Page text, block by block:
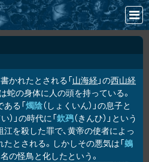
かれたとされる「山海経 」の西山経
蛇の身体に人の頭を持っている。
る「燭陰（しょくいん）」の息子と
）」の時代に「欽䲹（きんひ）」という
を殺した罪で、黄帝の使者によっ
たとされる。しかしその悪気は「鵕
名の怪鳥と化したという。